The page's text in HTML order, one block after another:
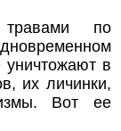
травами по
уничтожают в
их личинки,
Вот ее